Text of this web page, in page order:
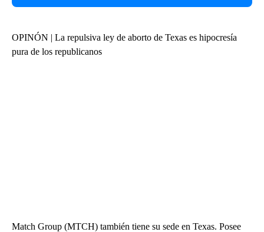
OPINÓN | La repulsiva ley de aborto de Texas es hipocresía
pura de los republicanos
Match Group (MTCH) también tiene su sede en Texas. Posee